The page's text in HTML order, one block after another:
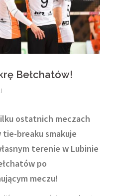
Bełchatów!
ostatnich meczach
breaku smakuje
terenie w Lubinie
po
meczu!